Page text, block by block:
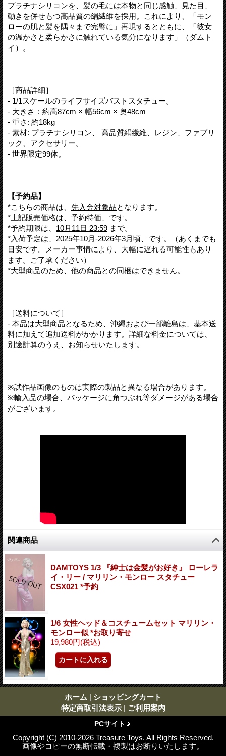
プラチナシリコンを、髪の毛には本物と同じ感触、見た目、
動きを併せもつ高品質の絹繊維を採用。これにより、「モン
ローの肌と髪を隅々まで完璧に」再現するとともに、「彼女
の温かさと柔らかさに触れている気分になります」（ダムト
イ）。
［商品詳細］
- 1/1スケールのライフサイズバストスタチュー。
- 大きさ：約高87cm × 幅56cm × 奥48cm
- 重さ: 約18kg
- 素材: プラチナシリコン、 高品質絹繊維、レジン、ファブリ
ック、アクセサリー。
- 世界限定99体。
【予約品】
*こちらの商品は、 先入金対象品となります。
*上記販売価格は、 予約特価 、です。
*予約期限は、 10月11日 23:59 まで。
*入荷予定は、 2025年10月-2026年3月頃 、です。（あくまでも
目安です。メーカー事情により、大幅に遅れる可能性もあり
ます。ご了承ください）
*大型商品のため、他の商品との同梱はできません。
［送料について］
- 本品は大型商品となるため、沖縄および一部離島は、基本送
料に加えて追加送料がかかります。詳細な料金については、
別途計算のうえ、お知らせいたします。
※試作品画像のものは実際の製品と異なる場合があります。
※輸入品の場合、パッケージに角つぶれ等ダメージがある場合
がございます。
関連商品
DAMTOYS 1/3 『紳士は金髪がお好き』 ローレラ
イ・リー / マリリン・モンロー スタチュー
CSX021 *予約
1/6 女性ヘッド＆コスチュームセット マリリン・
モンロー似 *お取り寄せ
19,980円(税込)
ホーム | ショッピングカート
特定商取引法表示 | ご利用案内
PCサイト
Copyright (C) 2010-2026 Treasure Toys. All Rights Reserved.
画像やコピーの無断転載・複製はお断りいたします。